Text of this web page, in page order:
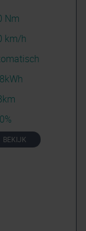
Nm
km/h
BEKIJK